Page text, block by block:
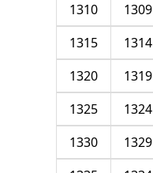
1309
1310
1314
1315
1319
1320
1324
1325
1329
1330